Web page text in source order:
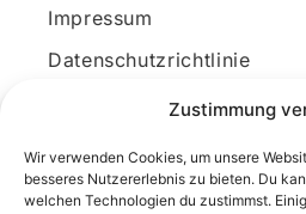
Zustimmung
Wir verwenden Cookies, um unsere
besseres Nutzererlebnis zu bieten. Du
welchen Technologien du zustimmst.
Impressum
Datenschutzrichtlinie
Kundenkonto
Unsere Kontaktdaten
E-Mail: